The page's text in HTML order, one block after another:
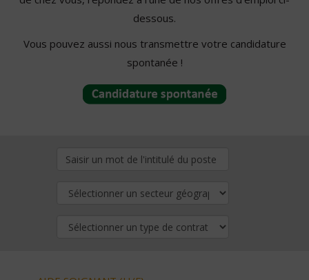
dessous.
Vous pouvez aussi nous transmettre votre candidature
spontanée !